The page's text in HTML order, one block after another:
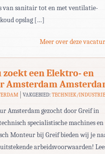
van sanitair tot en met ventilatie-
opslag […]
Meer over deze
een Elektro- en
Amsterdam
VAKGEBIED:TECHNIEK/
Amsterdam gezocht door Greif in
specialistische machines en
Monteur bij Greif bieden wij je
arbeidsvoorwaarden!